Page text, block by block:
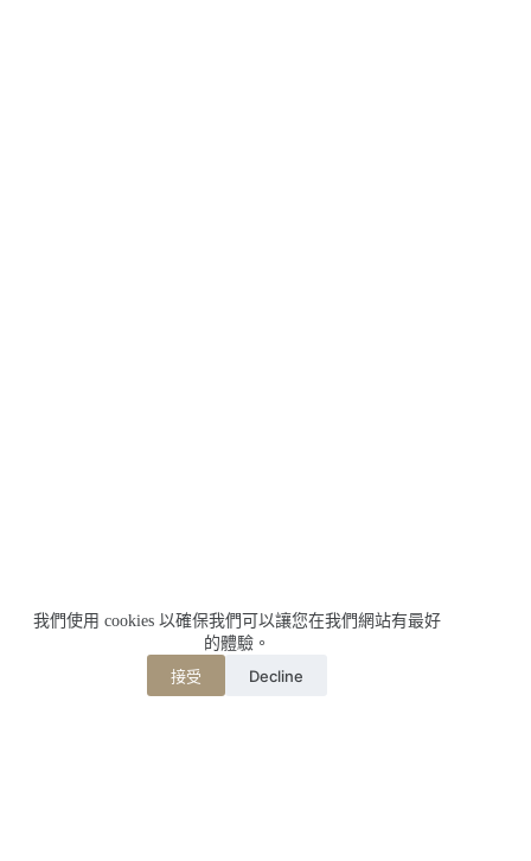
我們使用 cookies 以確保我們可以讓您在我們網站有最好
的體驗。
接受 Decline